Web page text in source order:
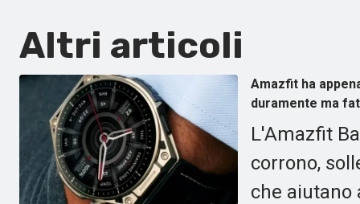
Altri articoli
Amazfit ha
duramente ma
L'Amazfit
corrono,
che aiutano